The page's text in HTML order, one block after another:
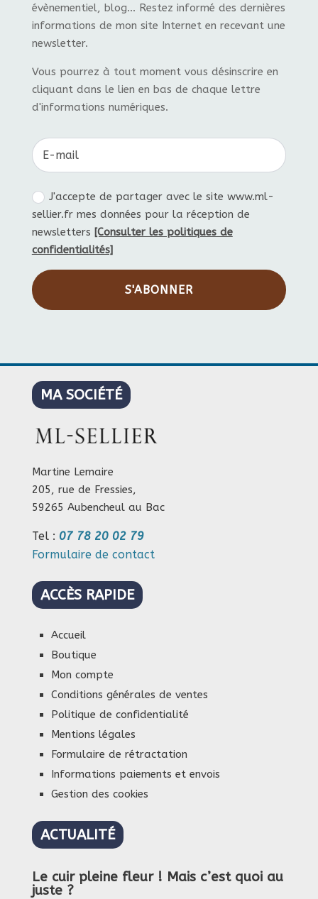
évènementiel, blog... Restez informé des dernières
informations de mon site Internet en recevant une
newsletter.
Vous pourrez à tout moment vous désinscrire en
cliquant dans le lien en bas de chaque lettre
d'informations numériques.
J'accepte de partager avec le site www.ml-
sellier.fr mes données pour la réception de
newsletters [Consulter les politiques de
confidentialités]
S'ABONNER
MA SOCIÉTÉ
Martine Lemaire
205, rue de Fressies,
59265 Aubencheul au Bac
Tel : 07 78 20 02 79
Formulaire de contact
ACCÈS RAPIDE
Accueil
Boutique
Mon compte
Conditions générales de ventes
Politique de confidentialité
Mentions légales
Formulaire de rétractation
Informations paiements et envois
Gestion des cookies
ACTUALITÉ
Le cuir pleine fleur ! Mais c’est quoi au
juste ?